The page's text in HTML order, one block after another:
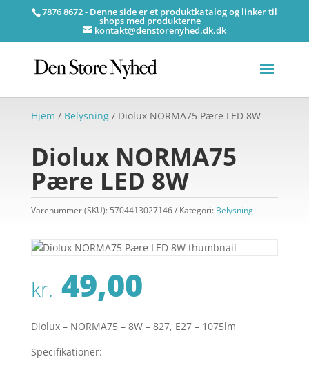
7876 8672 - Denne side er et produktkatalog og linker til
shops med produkterne
kontakt@denstorenyhed.dk.dk
Hjem / Belysning/ Diolux NORMA75 Pære LED 8W
Diolux NORMA75
Pære LED 8W
Varenummer (SKU): 5704413027146 Kategori: Belysning
kr. 49,00
Diolux – NORMA75 – 8W – 827, E27 – 1075lm
Specifikationer: